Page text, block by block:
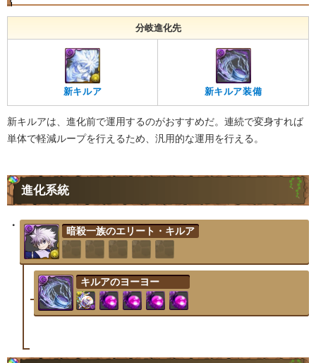
分岐進化先
新キルア 新キルア装備
新キルアは、進化前で運用するのがおすすめだ。連続で変身すれば
単体で軽減ループを行えるため、汎用的な運用を行える。
進化系統
暗殺一族のエリート・キルア
キルアのヨーヨー